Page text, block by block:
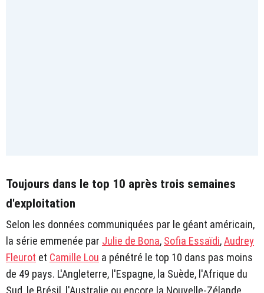
Toujours dans le top 10 après trois semaines
d'exploitation
Selon les données communiquées par le géant américain,
la série emmenée par Julie de Bona, Sofia Essaïdi,Audrey
Fleurot et Camille Lou a pénétré le top 10 dans pas moins
de 49 pays. L'Angleterre, l'Espagne, la Suède, l'Afrique du
Sud, le Brésil, l'Australie ou encore la Nouvelle-Zélande...